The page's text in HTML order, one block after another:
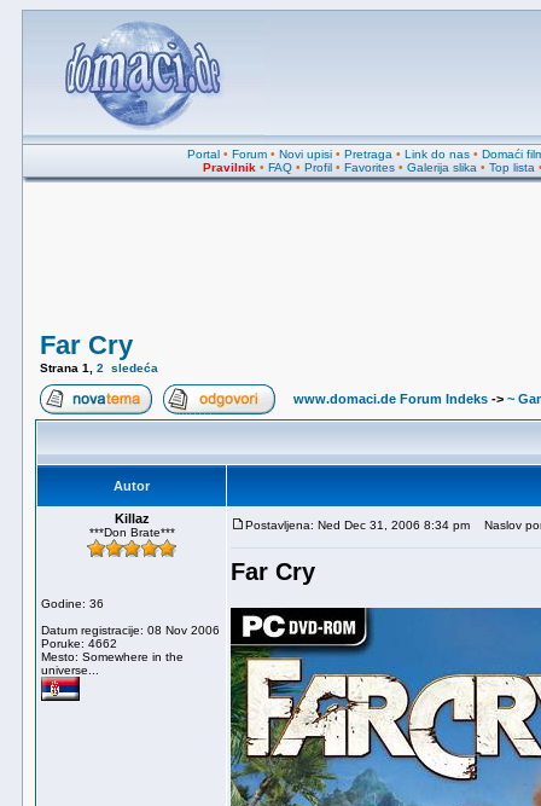
Portal• Forum• Novi upisi• Pretraga • Link do nas• Domaći
Pravilnik • FAQ • Profil • Favorites • Galerija slika • Top lista
Far Cry
Strana 1 2 sledeća
www.domaci.de Forum Indeks -> ~
Autor
Killaz
***Don Brate***
Godine: 36
Datum registracije: 08 Nov 2006
Poruke: 4662
Mesto: Somewhere in the
universe...
Postavljena: Ned Dec 31, 2006 8:34 pm Naslov
Far Cry